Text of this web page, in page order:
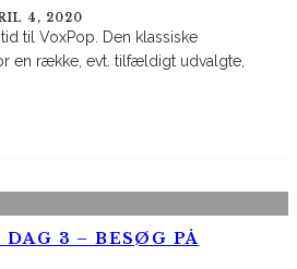
4, 2020
til VoxPop. Den klassiske
en række, evt. tilfældigt udvalgte,
3 – BESØG PÅ